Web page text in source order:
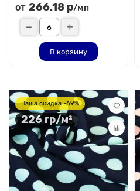
от 266.18 р/мп
В корзину
Ваша скидка -69%
226 гр/м²